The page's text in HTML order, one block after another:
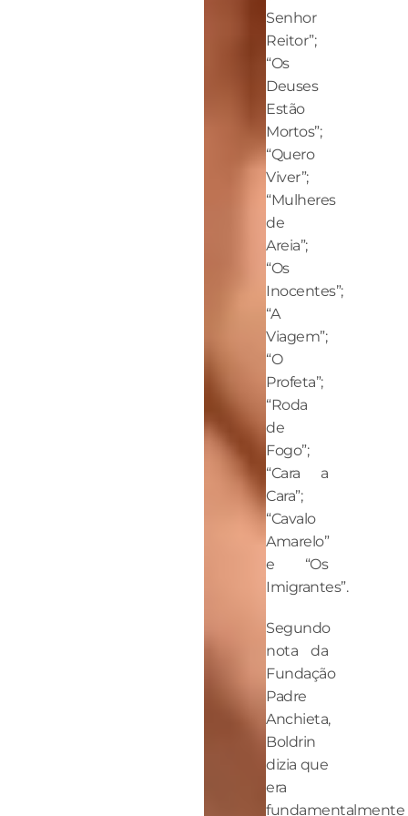
Senhor
Reitor”;
“Os
Deuses
Estão
Mortos”;
“Quero
Viver”;
“Mulheres
de
Areia”;
“Os
Inocentes”;
“A
Viagem”;
“O
Profeta”;
“Roda
de
Fogo”;
“Cara a
Cara”;
“Cavalo
Amarelo”
e “Os
Imigrantes”.
Segundo
nota da
Fundação
Padre
Anchieta,
Boldrin
dizia que
era
fundamentalmente